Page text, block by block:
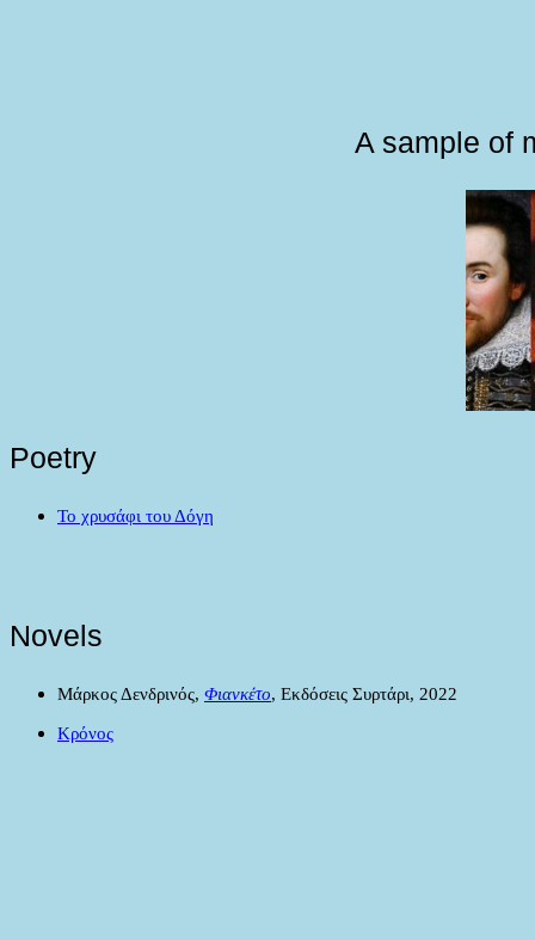
A sample of
Poetry
Το χρυσάφι του Δόγη
Novels
Μάρκος Δενδρινός, Φιανκέτο, Εκδόσεις Συρτάρι, 2022
Κρόνος